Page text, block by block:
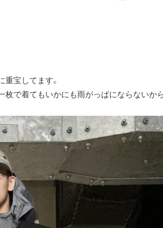
宝してます。
で着てもいかにも雨がっぱにならないか